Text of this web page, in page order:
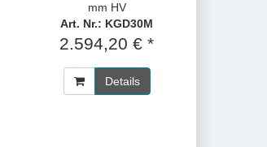
mm HV
Art. Nr.: KGD30M
2.594,20 € *
Details